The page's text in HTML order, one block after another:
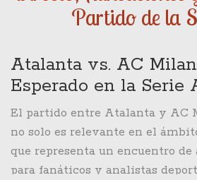
Partido de la
Atalanta vs. AC
Esperado en la Serie
El partido entre Atalanta y AC
no solo es relevante en el
que representa un encuentro
para fanáticos y analistas